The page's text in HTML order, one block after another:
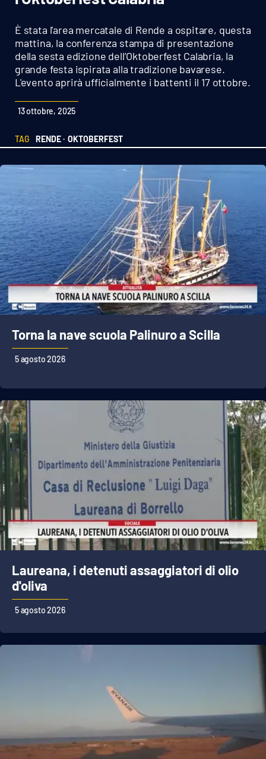
Sport
Cultura
Podcast
VIDEO
Ambiente
Cronaca
Cultura
Politica
Società
RUBRICHE
Good Morning Vietnam
Parchi Marini Calabria
Leggendo Alvaro insieme
Imprese Di Calabria
Le perfidie di Antonella Grippo
LaC TV
È stata l'area mercatale di Rende a ospitare, questa
mattina, la conferenza stampa di presentazione
della sesta edizione dell’Oktoberfest Calabria, la
grande festa ispirata alla tradizione bavarese.
L'evento aprirà ufficialmente i battenti il 17 ottobre.
13 ottobre, 2025
TAG RENDE · OKTOBERFEST
Torna la nave scuola Palinuro a Scilla
5 agosto 2026
Laureana, i detenuti assaggiatori di olio
d'oliva
5 agosto 2026